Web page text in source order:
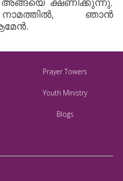
ക്ഷണിക്കുന്നു.
ഞാൻ
Prayer Towers
Youth Ministry
Blogs